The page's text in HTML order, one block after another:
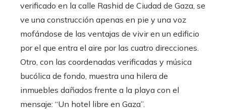
verificado en la calle Rashid de Ciudad de Gaza, se
ve una construcción apenas en pie y una voz
mofándose de las ventajas de vivir en un edificio
por el que entra el aire por las cuatro direcciones.
Otro, con las coordenadas verificadas y música
bucólica de fondo, muestra una hilera de
inmuebles dañados frente a la playa con el
mensaje: “Un hotel libre en Gaza”.